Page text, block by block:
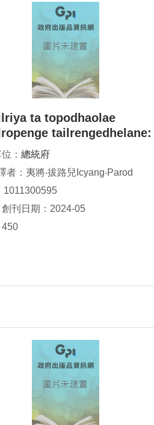
ta topodhaolae
tailrengedhelane:
ton ho ta ecenge kaocaae
ta k
： 總統府
者：夷將‧拔路兒Icyang‧Parod
1011300595
創刊日期：2024-05
450